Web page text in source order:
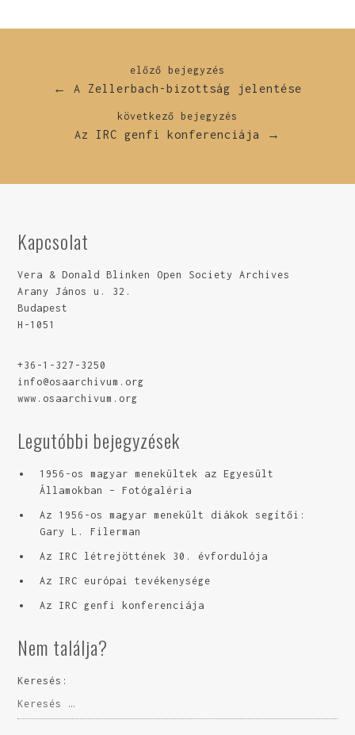
előző bejegyzés
← A Zellerbach-bizottság jelentése
következő bejegyzés
Az IRC genfi konferenciája →
Kapcsolat
Vera & Donald Blinken Open Society Archives
Arany János u. 32.
Budapest
H-1051
+36-1-327-3250
info@osaarchivum.org
www.osaarchivum.org
Legutóbbi bejegyzések
1956-os magyar menekültek az Egyesült
Államokban – Fotógaléria
Az 1956-os magyar menekült diákok segítői:
Gary L. Filerman
Az IRC létrejöttének 30. évfordulója
Az IRC európai tevékenysége
Az IRC genfi konferenciája
Nem találja?
Keresés: